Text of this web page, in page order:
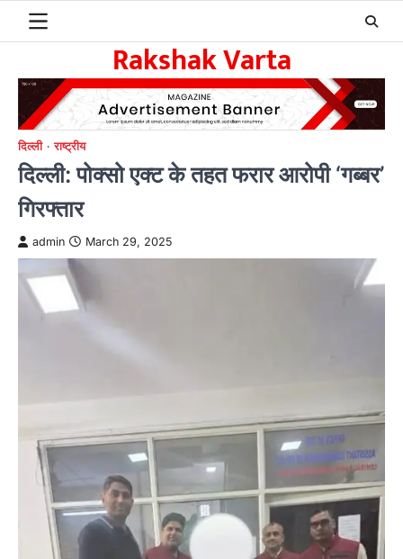
Rakshak Varta
दिल्ली राष्ट्रीय
दिल्ली: पोक्सो एक्ट के तहत फरार आरोपी ‘गब्बर’
गिरफ्तार
admin March 29, 2025